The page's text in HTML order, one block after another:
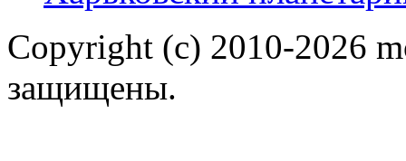
Copyright (c) 2010-2026
защищены.